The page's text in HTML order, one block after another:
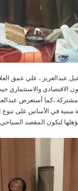
عبدالعزيز ، علي عمق
الاقتصادي
،كما أستعرض
مبنية في الأساس على تنوع
لتكون المقصد السياحي